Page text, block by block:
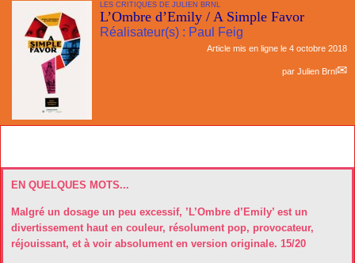
LES CRITIQUES DE JULIEN BRNL
L’Ombre d’Emily / A Simple Favor
Réalisateur(s) : Paul Feig
Article mis en ligne le 4 octobre 2018
par Julien Brnl
EN QUELQUES MOTS...
Malgré un dosage un peu excessif, ’L’Ombre d’Emily’ est un
divertissement haut en couleur, résolument pop, provocateur,
réjouissant, et à voir absolument en version originale. 15/20